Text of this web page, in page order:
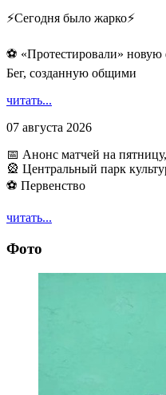
⚡️Сегодня было жарко⚡️
⚽ ️«Протестировали»
Бег, созданную общими
читать...
07 августа 2026
📅 Анонс матчей на пятницу,
🎡 Центральный парк
⚽ Первенство
читать...
Фото